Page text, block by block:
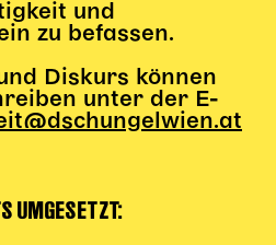
und
zu befassen.
Diskurs können
unter der E-
UMGESETZT: